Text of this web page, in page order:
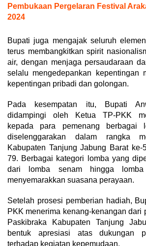
Pembukaan Pergelaran Festival
2024
Bupati juga mengajak seluruh
terus membangkitkan spirit
air, dengan menjaga persaudaraan
selalu mengedepankan kepentingan
kepentingan pribadi dan golongan.
Pada kesempatan itu, Bupati
didampingi oleh Ketua TP-PKK
kepada para pemenang berbagai
diselenggarakan dalam rangka
Kabupaten Tanjung Jabung Barat
79. Berbagai kategori lomba yang
dari lomba senam hingga lomba
menyemarakkan suasana perayaan.
Setelah prosesi pemberian hadiah,
PKK menerima kenang-kenangan dari
Paskibraka Kabupaten Tanjung
bentuk apresiasi atas dukungan
terhadap kegiatan kepemudaan.